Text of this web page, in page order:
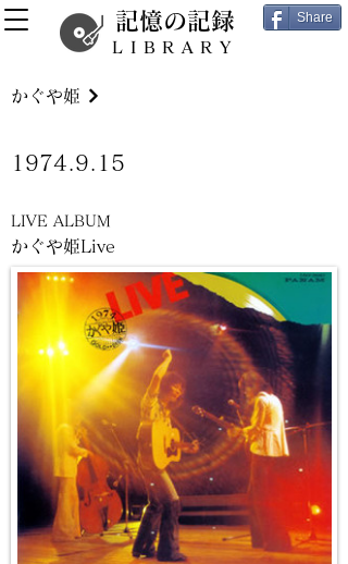
記憶の記録
LIBRARY
Share
かぐや姫Live
かぐや姫
1974.9.15
LIVE ALBUM